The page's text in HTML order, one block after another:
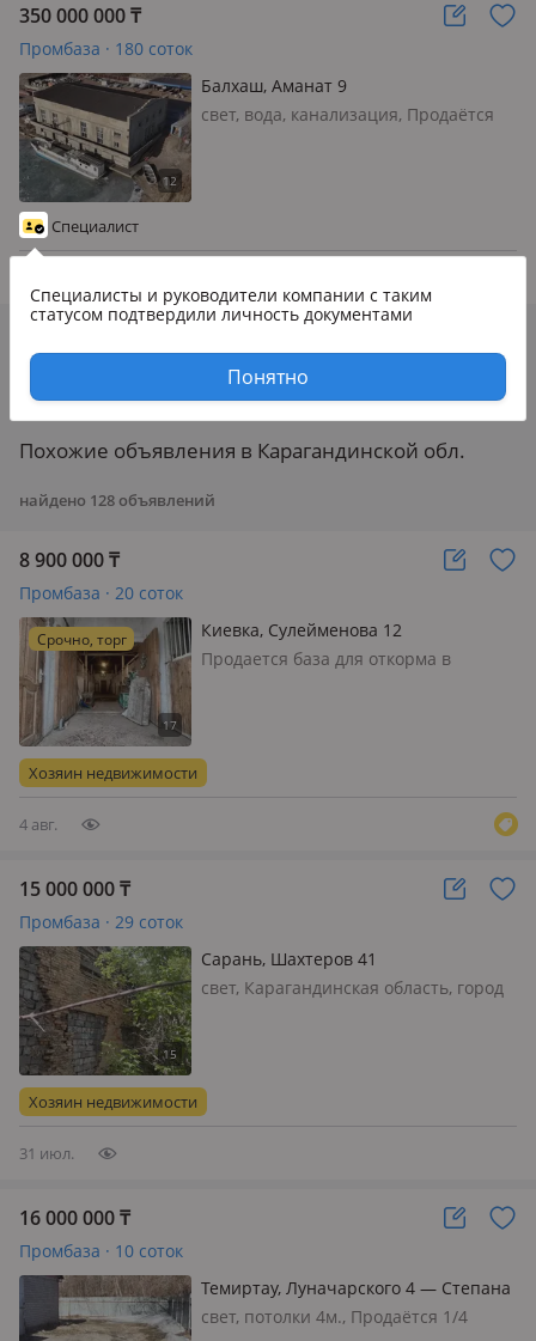
350 000 000₸
Промбаза · 180 соток
Балхаш, Аманат 9
свет, вода, канализация, Продаётся
Специалисты и руководители компании с таким
статусом подтвердили личность документами
Понятно
Специалист
Попробуйте изменить фильтры
Похожие объявления в Карагандинской обл.
найдено 128 объявлений
8 900 000₸
Промбаза · 20 соток
Срочно, торг
Киевка, Сулейменова 12
Продается база для откорма в
Хозяин недвижимости
4 авг.
15 000 000₸
Промбаза · 29 соток
Сарань, Шахтеров 41
свет, Карагандинская область, город
Хозяин недвижимости
31 июл.
16 000 000₸
Промбаза · 10 соток
Темиртау, Луначарского 4 — Степана
Разина
свет, потолки 4м., Продаётся 1/4